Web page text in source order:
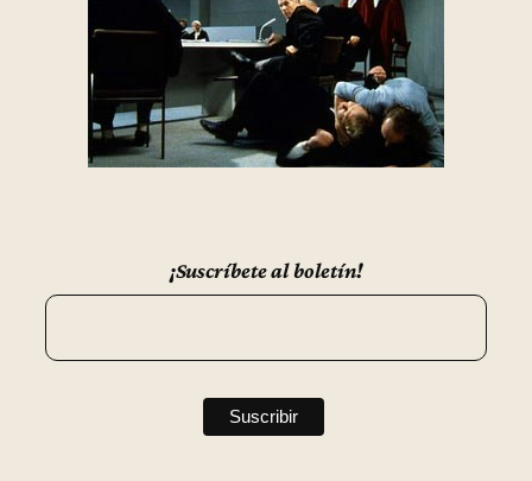
¡Suscríbete al boletín!